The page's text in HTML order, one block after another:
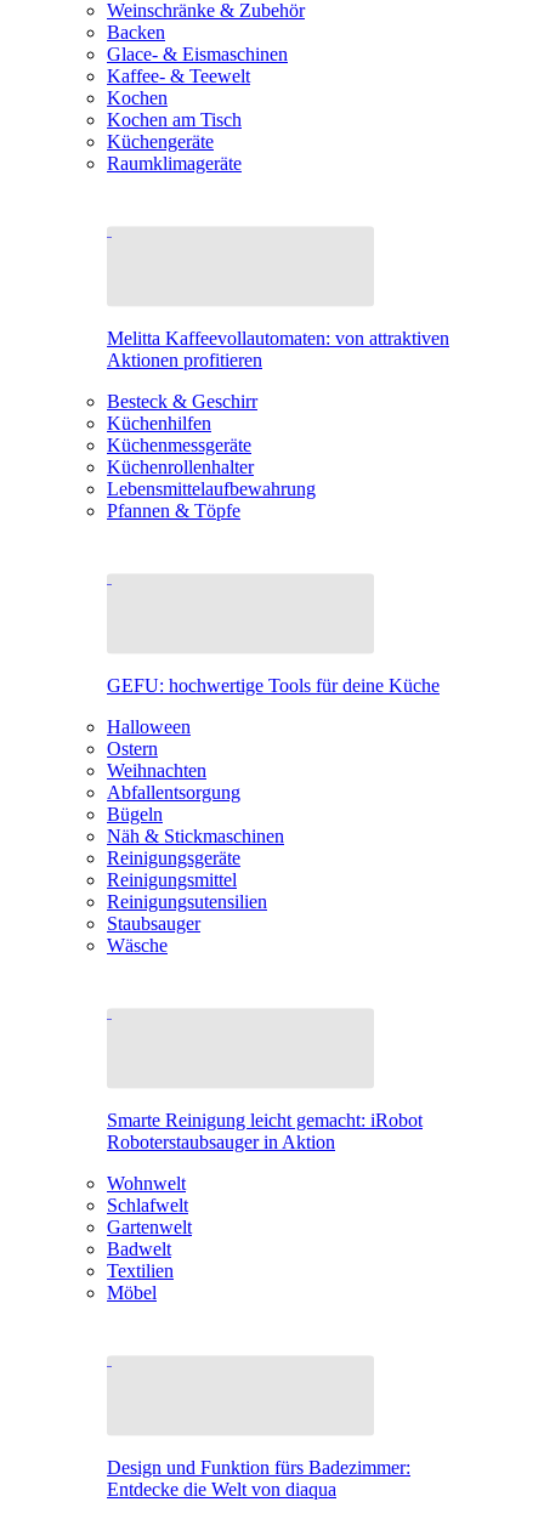
Weinschränke & Zubehör
Backen
Glace- & Eismaschinen
Kaffee- & Teewelt
Kochen
Kochen am Tisch
Küchengeräte
Raumklimageräte
Melitta Kaffeevollautomaten: von attraktiven
Aktionen profitieren
Besteck & Geschirr
Küchenhilfen
Küchenmessgeräte
Küchenrollenhalter
Lebensmittelaufbewahrung
Pfannen & Töpfe
GEFU: hochwertige Tools für deine Küche
Halloween
Ostern
Weihnachten
Abfallentsorgung
Bügeln
Näh & Stickmaschinen
Reinigungsgeräte
Reinigungsmittel
Reinigungsutensilien
Staubsauger
Wäsche
Smarte Reinigung leicht gemacht: iRobot
Roboterstaubsauger in Aktion
Wohnwelt
Schlafwelt
Gartenwelt
Badwelt
Textilien
Möbel
Design und Funktion fürs Badezimmer:
Entdecke die Welt von diaqua